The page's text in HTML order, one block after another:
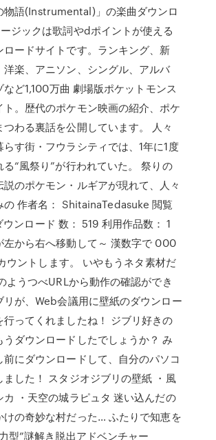
物語(Instrumental)」の楽曲ダウンロ
ジックは歌詞やdポイントが使える
ロードサイトです。ランキング、新
洋楽、アニソン、シングル、アルバ
ど1,100万曲 劇場版ポケットモンス
ト。歴代のポケモン映画の紹介、ポケ
わる裏話を公開しています。 人々
す街・フウラシティでは、1年に1度
る“風祭り”が行われていた。 祭りの
のポケモン・ルギアが現れて、人々
の 作者名： ShitainaTedasuke 閲覧
ンロード 数： 519 利用作品数： 1
左から右へ移動して～ 漢数字で 000
ウントします。 いやもうネタ素材だ
ようつべURLから動作の確認ができ
リが、Web会議用に壁紙のダウンロー
行ってくれましたね！ ジブリ好きの
うダウンロードしたでしょうか？ み
前にダウンロードして、自分のパソコ
ました！ スタジオジブリの壁紙 ・風
カ ・天空の城ラピュタ 迷い込んだの
けの奇妙な村だった… ふたりで知恵を
型”謎解き脱出アドベンチャー